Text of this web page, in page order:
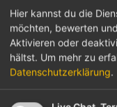
Empfehlungen
Hier kannst du die
möchten, bewerten
Aktivieren oder
hältst. Um mehr zu
Datenschutzerklärung.